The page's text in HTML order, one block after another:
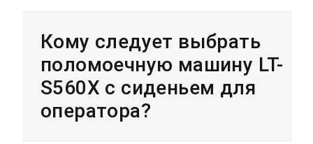
Кому следует выбрать
поломоечную машину LT-
S560X с сиденьем для
оператора?